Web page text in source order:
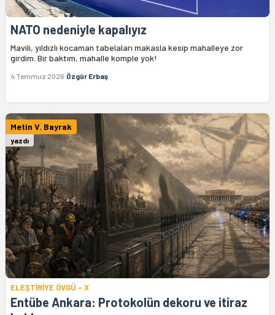
NATO nedeniyle kapalıyız
Mavili, yıldızlı kocaman tabelaları makasla kesip mahalleye zor
girdim. Bir baktım, mahalle komple yok!
4 Temmuz 2026 Özgür Erbaş
Metin V. Bayrak
yazdı
ELEŞTİRİYE ÖVGÜ - X
Entübe Ankara: Protokolün dekoru ve itiraz